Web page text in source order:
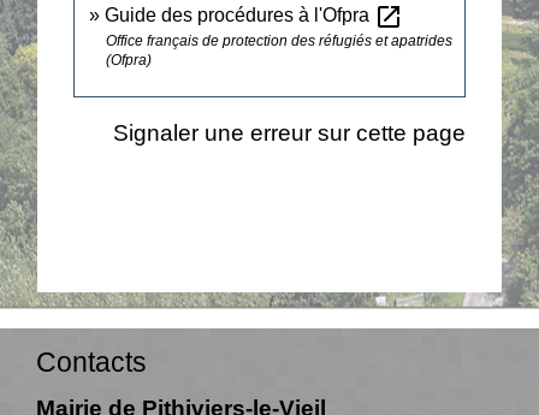
Guide des procédures à l'Ofpra open_in_new
Office français de protection des réfugiés et apatrides
(Ofpra)
Signaler une erreur sur cette page
Contacts
Mairie de Pithiviers-le-Vieil